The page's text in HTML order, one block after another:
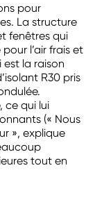
pour
La structure
fenêtres qui
l’air frais et
est la raison
R30 pris
ce qui lui
(« Nous
», explique
tout en